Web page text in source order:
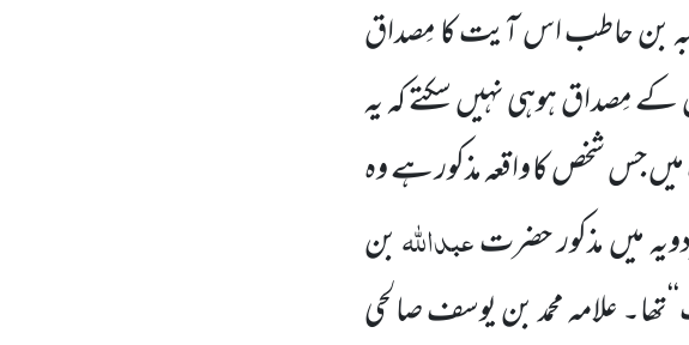
بن حاطب اس آیت کا مِصداق
مِصداق ہوہی نہیں سکتے کہ یہ
جس شخص کا واقعہ مذکور ہے وہ
میں مذکور حضرتعبداللہبن
علامہ محمد بن یوسف صالحی